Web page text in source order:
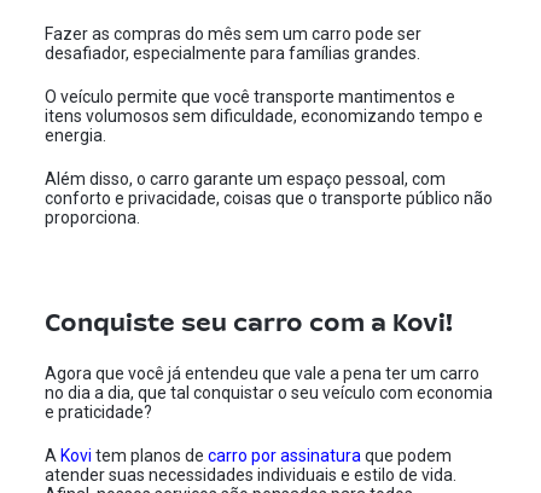
Fazer as compras do mês sem um carro pode ser
desafiador, especialmente para famílias grandes.
O veículo permite que você transporte mantimentos e
itens volumosos sem dificuldade, economizando tempo e
energia.
Além disso, o carro garante um espaço pessoal, com
conforto e privacidade, coisas que o transporte público não
proporciona.
Conquiste seu carro com a Kovi!
Agora que você já entendeu que vale a pena ter um carro
no dia a dia, que tal conquistar o seu veículo com economia
e praticidade?
A Kovi tem planos decarro por assinatura que podem
atender suas necessidades individuais e estilo de vida.